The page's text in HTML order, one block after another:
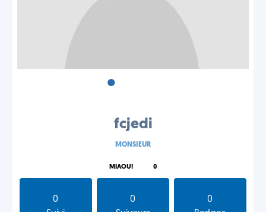
•
fcjedi
MONSIEUR
MIAOU! 0
0
0
0